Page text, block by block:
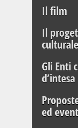
Il film
Il
Gli Enti
d’intesa
ed